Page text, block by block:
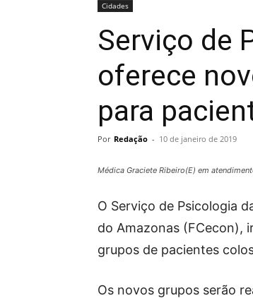
Cidades
Serviço de
oferece
para
Por Redação - 10 de janeiro de 2019
Médica Graciete Ribeiro(E) em
O Serviço de Psicologia
do Amazonas (FCecon),
grupos de pacientes
Os novos grupos serão